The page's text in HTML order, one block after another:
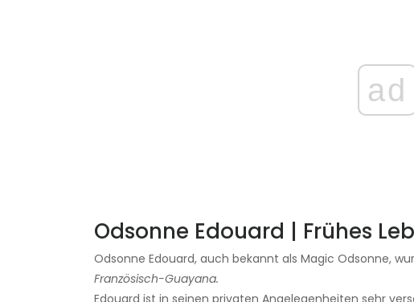
ad
Odsonne Edouard | Frühes
Odsonne Edouard, auch bekannt als Magic Odsonne,
Französisch-Guayana.